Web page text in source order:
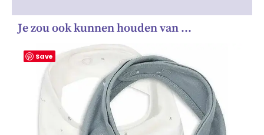
Je zou ook kunnen houden van …
Save